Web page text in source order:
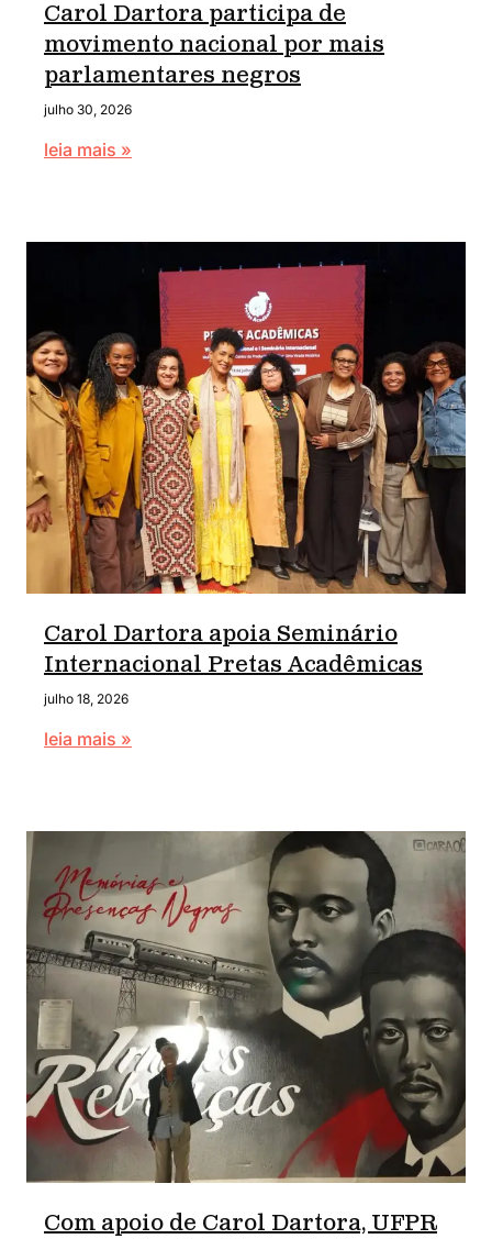
Carol Dartora participa de
movimento nacional por mais
parlamentares negros
julho 30, 2026
leia mais »
Carol Dartora apoia Seminário
Internacional Pretas Acadêmicas
julho 18, 2026
leia mais »
Com apoio de Carol Dartora, UFPR